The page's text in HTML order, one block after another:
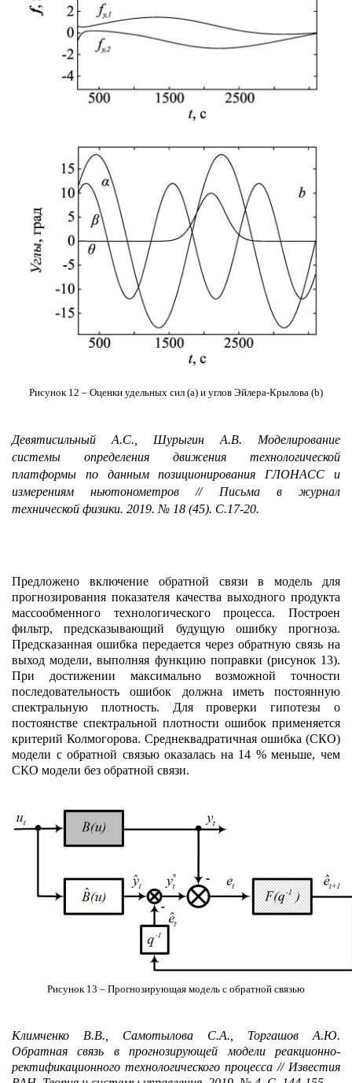
Рисунок 12 – Оценки удельных сил (a) и углов Эйлера-Крылова (b)
Девятисильный А.С., Шурыгин А.В. Моделирование
системы определения движения технологической
платформы по данным позиционирования ГЛОНАСС и
измерениям ньютонометров // Письма в журнал
технической физики. 2019. № 18 (45). С.17-20.
Предложено включение обратной связи в модель для
прогнозирования показателя качества выходного продукта
массообменного технологического процесса. Построен
фильтр, предсказывающий будущую ошибку прогноза.
Предсказанная ошибка передается через обратную связь на
выход модели, выполняя функцию поправки (рисунок 13).
При достижении максимально возможной точности
последовательность ошибок должна иметь постоянную
спектральную плотность. Для проверки гипотезы о
постоянстве спектральной плотности ошибок применяется
критерий Колмогорова. Среднеквадратичная ошибка (СКО)
модели с обратной связью оказалась на 14 % меньше, чем
СКО модели без обратной связи.
Рисунок 13 – Прогнозирующая модель с обратной связью
Климченко В.В., Самотылова С.А., Торгашов А.Ю.
Обратная связь в прогнозирующей модели реакционно-
ректификационного технологического процесса // Известия